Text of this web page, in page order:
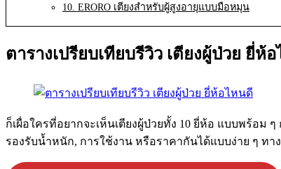
10. ERORO เตียงสำหรับผู้สูงอายุแบบมือหมุน
ตารางเปรียบเทียบรีวิว เตียงผู้ป่วย ยี่ห้
ก็เผื่อใครที่อยากจะเห็นเตียงผู้ป่วยทั้ง 10 ยี่ห้อ แบบพร้อม
รองรับน้ำหนัก, การใช้งาน หรือราคากันได้แบบง่าย ๆ ทา